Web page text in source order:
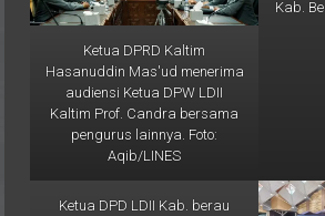
dipusatkan di Kantor DPP LDII
Jakarta, Rabu (12/2). Foto:
LINES